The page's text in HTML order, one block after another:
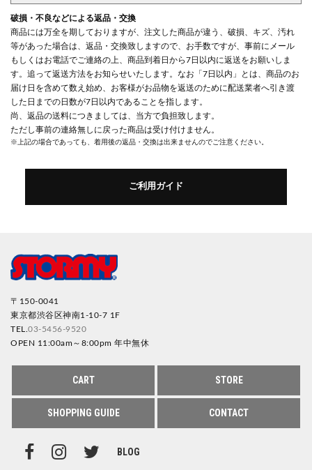
破損・不良などによる返品・交換
商品には万全を期しておりますが、注文した商品が違う、破損、キズ、汚れ
等があった場合は、返品・交換致しますので、お手数ですが、事前にメール
もしくはお電話でご連絡の上、商品到着日から7日以内に返送をお願いしま
す。追って返送方法をお知らせいたします。なお「7日以内」とは、商品のお
届け日を含めて数え始め、お客様がお品物を返送のために配送業者へ引き渡
した日までの日数が7日以内であることを指します。
尚、返品の送料につきましては、当方で負担致します。
ただし事前の連絡無しに戻った商品は受け付けません。
※上記の場合であっても、着用後の返品・交換は出来ませんのでご注意ください。
ご利用ガイド
〒150-0041
東京都渋谷区神南1-10-7 1F
TEL. 03-5456-9520
OPEN 11:00am～8:00pm 年中無休
CART STORE
SHOPPING GUIDE CONTACT
BLOG